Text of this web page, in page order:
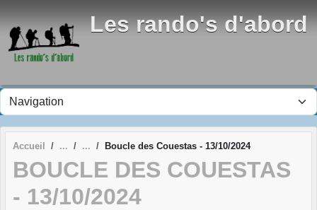
Les rando's d'abord
Accueil Boucle des Couestas - 13/10/2024
BOUCLE DES COUESTAS
- 13/10/2024